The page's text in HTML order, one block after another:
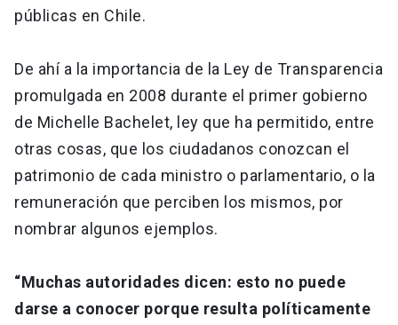
públicas en Chile.
De ahí a la importancia de la Ley de Transparencia
promulgada en 2008 durante el primer gobierno
de Michelle Bachelet, ley que ha permitido, entre
otras cosas, que los ciudadanos conozcan el
patrimonio de cada ministro o parlamentario, o la
remuneración que perciben los mismos, por
nombrar algunos ejemplos.
“Muchas autoridades dicen: esto no puede
darse a conocer porque resulta políticamente